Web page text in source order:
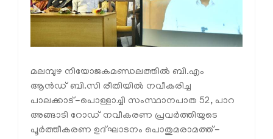
മലമ്പുഴ നിയോജകമണ്ഡലത്തില്‍ ബി.എം
ആന്‍ഡ് ബി.സി രീതിയില്‍ നവീകരിച്ച
പാലക്കാട്-പൊള്ളാച്ചി സംസ്ഥാനപാത 52, പാറ
അങ്ങാടി റോഡ് നവീകരണ പ്രവര്‍ത്തിയുടെ
പൂര്‍ത്തീകരണ ഉദ്ഘാടനം പൊതുമരാമത്ത്-